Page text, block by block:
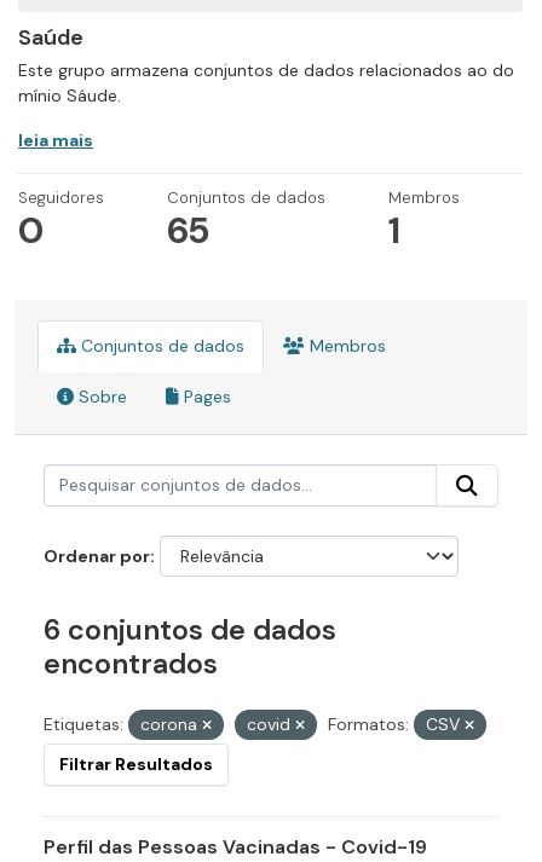
Saúde
Este grupo armazena conjuntos de dados relacionados ao do
mínio Sáude.
leia mais
Seguidores
0
Conjuntos de dados
65
Membros
1
Conjuntos de dados Membros
Sobre Pages
Ordenar por
6 conjuntos de dados
encontrados
Etiquetas: corona covid Formatos:
CSV
Filtrar Resultados
Perfil das Pessoas Vacinadas - Covid-19